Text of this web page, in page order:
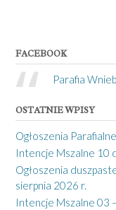
FACEBOOK
Parafia
OSTATNIE WPISY
Ogłoszenia
Intencje Mszalne 10
Ogłoszenia
sierpnia 2026 r.
Intencje Mszalne 03